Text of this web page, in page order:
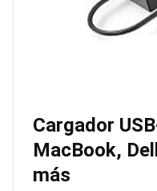
Cargador
MacBook,
más